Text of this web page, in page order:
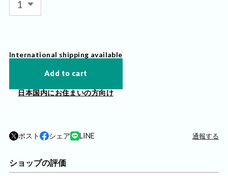
International shipping available
Add to cart
日本国内にお住まいの方向け
ポスト シェア LINE 通報する
ショップの評価